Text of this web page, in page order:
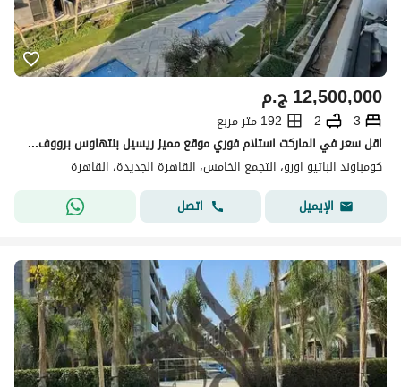
ج.م12,500,000
3
2
192 متر مربع
اقل سعر في الماركت استلام فوري موقع مميز ريسيل بنتهاوس برووف 3 غرف جاهزه للمعاينه في اي وقت في Patio Oro
كومباوند الباتيو اورو، التجمع الخامس، القاهرة الجديدة، القاهرة
الإيميل
اتصل